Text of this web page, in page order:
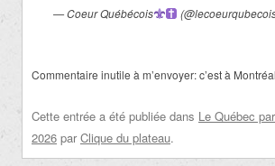
— Coeur Québécois
Commentaire inutile à m’envoyer: c’est à
Cette entrée a été publiée dans Le Québec
2026 par Clique du plateau.